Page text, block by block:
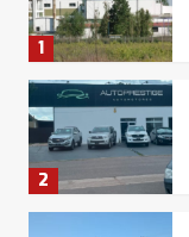
1
2